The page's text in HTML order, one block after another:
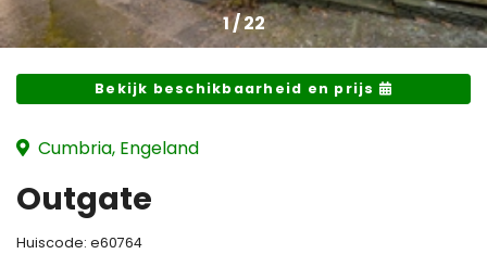
1/22
Bekijk beschikbaarheid en prijs
Cumbria, Engeland
Outgate
Huiscode: e60764